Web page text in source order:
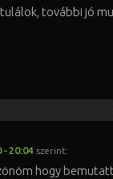
további jó
- 20:04 szerint:
hogy